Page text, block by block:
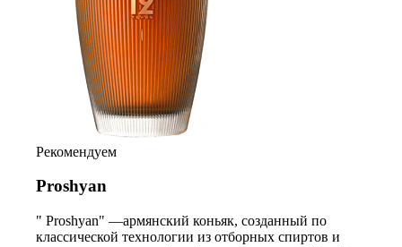
Рекомендуем
Proshyan
" Proshyan" —армянский коньяк, созданный по
классической технологии из отборных спиртов и